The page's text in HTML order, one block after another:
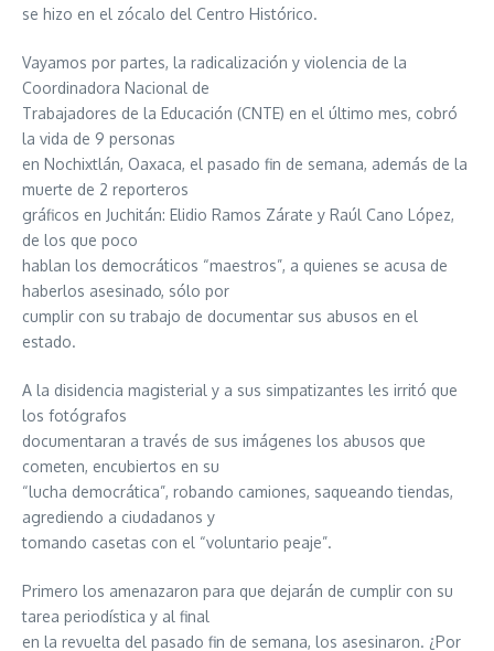
se hizo en el zócalo del Centro Histórico.
Vayamos por partes, la radicalización y violencia de la
Coordinadora Nacional de
Trabajadores de la Educación (CNTE) en el último mes, cobró
la vida de 9 personas
en Nochixtlán, Oaxaca, el pasado fin de semana, además de la
muerte de 2 reporteros
gráficos en Juchitán: Elidio Ramos Zárate y Raúl Cano López,
de los que poco
hablan los democráticos “maestros”, a quienes se acusa de
haberlos asesinado, sólo por
cumplir con su trabajo de documentar sus abusos en el
estado.
A la disidencia magisterial y a sus simpatizantes les irritó que
los fotógrafos
documentaran a través de sus imágenes los abusos que
cometen, encubiertos en su
“lucha democrática”, robando camiones, saqueando tiendas,
agrediendo a ciudadanos y
tomando casetas con el “voluntario peaje”.
Primero los amenazaron para que dejarán de cumplir con su
tarea periodística y al final
en la revuelta del pasado fin de semana, los asesinaron. ¿Por